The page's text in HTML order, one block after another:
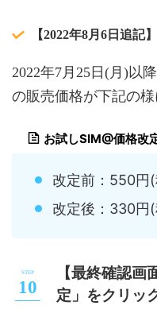
【2022年8月6日追
2022年7月25日(月)以
の販売価格が下記の様
お試しSIM@価格改
改定前：550円
改定後：330円
【最終確認画
定」をクリッ